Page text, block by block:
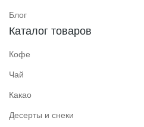
Блог
Каталог товаров
Кофе
Чай
Какао
Десерты и снеки